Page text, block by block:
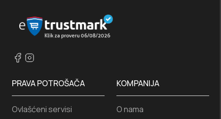
PRAVA POTROŠAČA
Ovlašćeni servisi
KOMPANIJA
O nama